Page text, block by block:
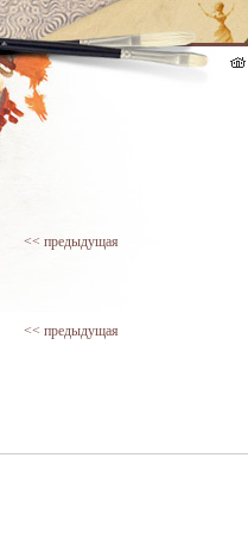
<< предыдущая
<< предыдущая